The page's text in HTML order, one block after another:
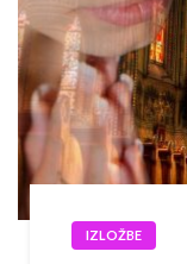
IZLOŽBE